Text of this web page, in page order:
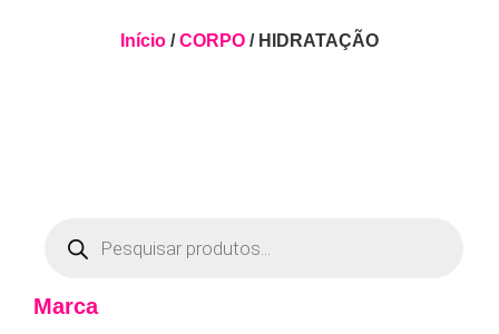
Início /CORPO / HIDRATAÇÃO
Marca